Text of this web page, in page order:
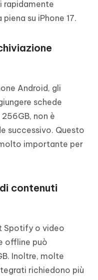
rapidamente
su iPhone 17.
Android, gli
schede
non è
successivo. Questo
importante per
contenuti
Spotify o video
offline può
Inoltre, molte
richiedono più